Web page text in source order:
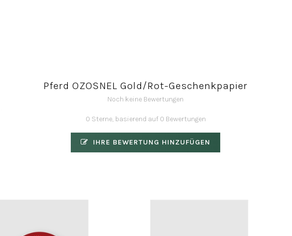
Pferd OZOSNEL Gold/Rot-Geschenkpapier
Noch keine Bewertungen
0 Sterne, basierend auf 0 Bewertungen
IHRE BEWERTUNG HINZUFÜGEN